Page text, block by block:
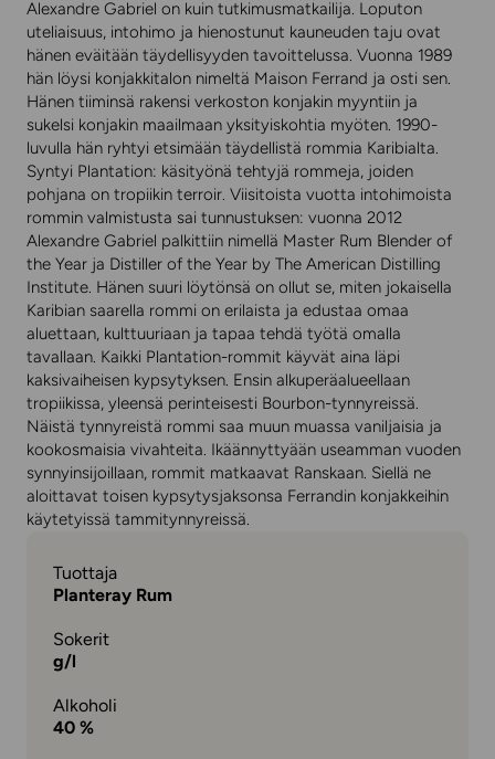
Alexandre Gabriel on kuin tutkimusmatkailija. Loputon
uteliaisuus, intohimo ja hienostunut kauneuden taju ovat
hänen eväitään täydellisyyden tavoittelussa. Vuonna 1989
hän löysi konjakkitalon nimeltä Maison Ferrand ja osti sen.
Hänen tiiminsä rakensi verkoston konjakin myyntiin ja
sukelsi konjakin maailmaan yksityiskohtia myöten. 1990-
luvulla hän ryhtyi etsimään täydellistä rommia Karibialta.
Syntyi Plantation: käsityönä tehtyjä rommeja, joiden
pohjana on tropiikin terroir. Viisitoista vuotta intohimoista
rommin valmistusta sai tunnustuksen: vuonna 2012
Alexandre Gabriel palkittiin nimellä Master Rum Blender of
the Year ja Distiller of the Year by The American Distilling
Institute. Hänen suuri löytönsä on ollut se, miten jokaisella
Karibian saarella rommi on erilaista ja edustaa omaa
aluettaan, kulttuuriaan ja tapaa tehdä työtä omalla
tavallaan. Kaikki Plantation-rommit käyvät aina läpi
kaksivaiheisen kypsytyksen. Ensin alkuperäalueellaan
tropiikissa, yleensä perinteisesti Bourbon-tynnyreissä.
Näistä tynnyreistä rommi saa muun muassa vaniljaisia ja
kookosmaisia vivahteita. Ikäännyttyään useamman vuoden
synnyinsijoillaan, rommit matkaavat Ranskaan. Siellä ne
aloittavat toisen kypsytysjaksonsa Ferrandin konjakkeihin
käytetyissä tammitynnyreissä.
Tuottaja
Planteray Rum
Sokerit
g/l
Alkoholi
40 %